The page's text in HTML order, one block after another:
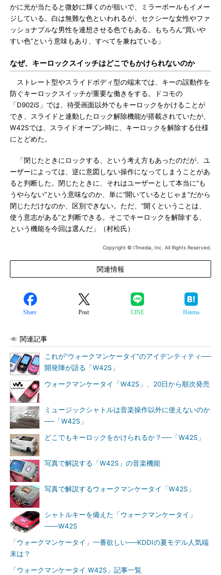
かに光が当たると微妙に輝くのが狙いで、ミラーボールもイメー
ジしている。白は無難な色といわれるが、セクシーな女性やファ
ッショナブルな男性を連想させる色でもある。もちろん“買いや
すい色”という意味もあり、すべてを兼ねている」
なぜ、キーロックスイッチはどこでもかけられないのか
ストレート型やスライドボディ型の端末では、キーの誤動作を
防ぐキーロックスイッチが重要な働きをする。ドコモの
「D902iS」では、待受画面以外でもキーロックをかけることが
でき、スライドと連動したロック解除機能が搭載されていたが、
W42Sでは、スライドオープン時に、キーロックを解除する仕様
にとどめた。
「閉じたときにロックする、という考え方もあったのだが、ユ
ーザーによっては、逆に意図しない操作になってしまうことがあ
ると判断した。閉じたときに、それはユーザーとして本当に“も
うやらない”という意味なのか、単に“開いているとじゃま”だから
閉じただけなのか、区別できない。ただ、“開くということは、
使う意志がある”と判断できる。そこでキーロックを解除する、
という機能を今回は選んだ」（村松氏）
Copyright © ITmedia, Inc. All Rights Reserved.
関連情報
Share Post LINE Hatena
関連記事
これが“ウォークマンケータイ”のアイデンティティ──
開発陣が語る「W42S」
ウォークマンケータイ「W42S」、20日から順次発売
ミュージックシャトルは音楽操作以外に使えないのか
──「W42S」
どこでもキーロックをかけられるか？──「W42S」
写真で解説する「W42S」の音楽機能
写真で解説するウォークマンケータイ「W42S」
シャトルキーを備えた「ウォークマンケータイ」
――W42S
「ウォークマンケータイ」一番欲しい──KDDIの夏モデル人気端
末は？
「ウォークマンケータイ W42S」記事一覧